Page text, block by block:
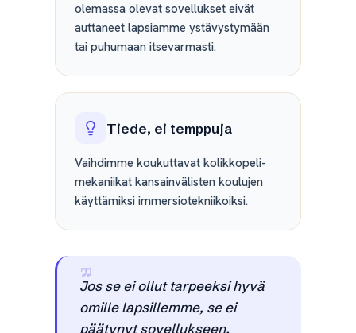
olemassa olevat sovellukset eivät
auttaneet lapsiamme ystävystymään
tai puhumaan itsevarmasti.
Tiede, ei temppuja
Vaihdimme koukuttavat kolikkopeli-
mekaniikat kansainvälisten koulujen
käyttämiksi immersiotekniikoiksi.
Jos se ei ollut tarpeeksi hyvä
omille lapsillemme, se ei
päätynyt sovellukseen.